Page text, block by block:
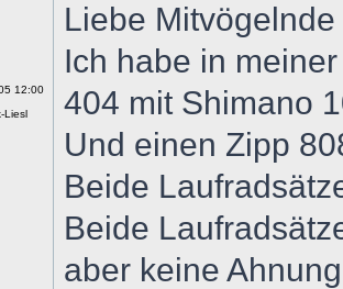
12:00
Liesl
Liebe
Ich habe in
404 mit Shimano
Und einen Zipp
Beide
Beide
aber keine